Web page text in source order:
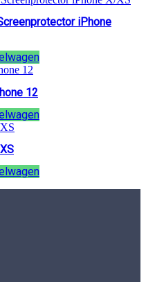
iPhone
12